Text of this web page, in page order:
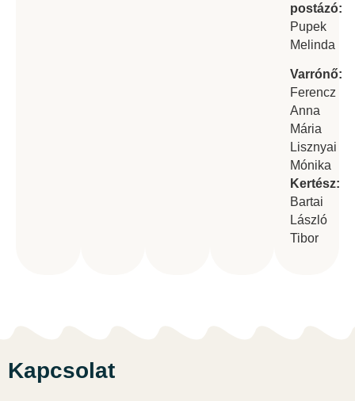
postázó:
Pupek
Melinda
Varrónő:
Ferencz
Anna
Mária
Lisznyai
Mónika
Kertész:
Bartai
László
Tibor
Kapcsolat